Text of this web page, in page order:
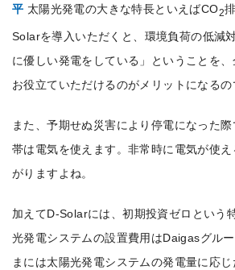
平 太陽光発電の大きな特長といえばCO2
Solarを導入いただくと、環境負荷の低減
に優しい発電をしている」ということを
お役立ていただけるのがメリットになるの
また、予期せぬ災害により停電になった
帯は電気を使えます。非常時に電気が使
がりますよね。
加えてD-Solarには、初期投資ゼロという
光発電システムの設置費用はDaigasグル
まには太陽光発電システムの発電量に応